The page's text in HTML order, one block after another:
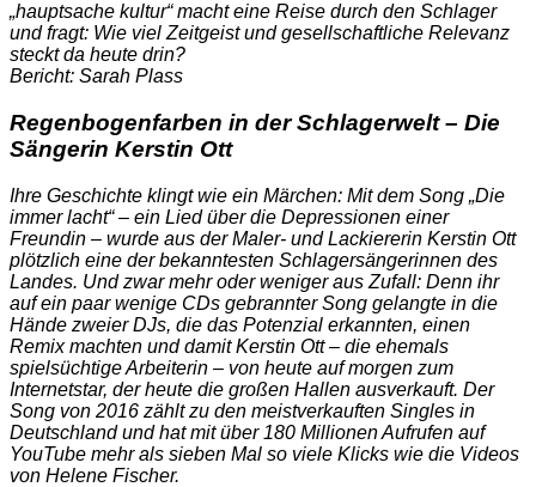
„hauptsache kultur“ macht eine Reise durch den Schlager
und fragt: Wie viel Zeitgeist und gesellschaftliche Relevanz
steckt da heute drin?
Bericht: Sarah Plass
Regenbogenfarben in der Schlagerwelt – Die
Sängerin Kerstin Ott
Ihre Geschichte klingt wie ein Märchen: Mit dem Song „Die
immer lacht“ – ein Lied über die Depressionen einer
Freundin – wurde aus der Maler- und Lackiererin Kerstin Ott
plötzlich eine der bekanntesten Schlagersängerinnen des
Landes. Und zwar mehr oder weniger aus Zufall: Denn ihr
auf ein paar wenige CDs gebrannter Song gelangte in die
Hände zweier DJs, die das Potenzial erkannten, einen
Remix machten und damit Kerstin Ott – die ehemals
spielsüchtige Arbeiterin – von heute auf morgen zum
Internetstar, der heute die großen Hallen ausverkauft. Der
Song von 2016 zählt zu den meistverkauften Singles in
Deutschland und hat mit über 180 Millionen Aufrufen auf
YouTube mehr als sieben Mal so viele Klicks wie die Videos
von Helene Fischer.